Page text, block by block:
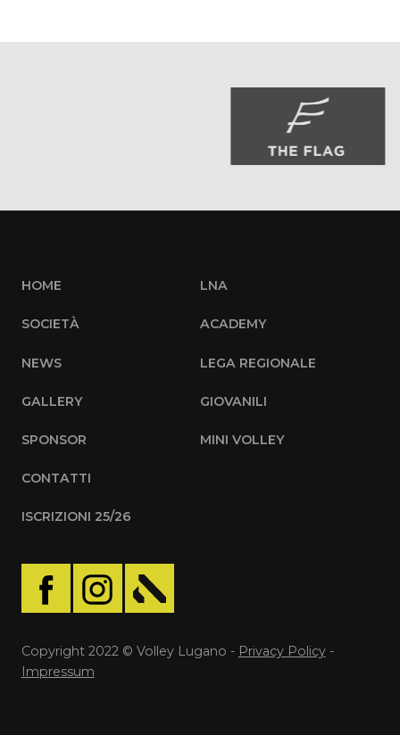
HOME
SOCIETÀ
NEWS
GALLERY
SPONSOR
CONTATTI
ISCRIZIONI 25/26
LNA
ACADEMY
LEGA REGIONALE
GIOVANILI
MINI VOLLEY
Copyright 2022 © Volley Lugano - Privacy Policy-
Impressum